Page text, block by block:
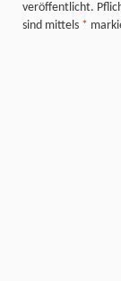
veröffentlicht.
sind mittels *